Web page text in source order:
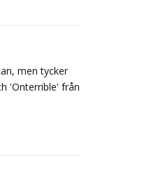
men tycker
'Onterrible' från